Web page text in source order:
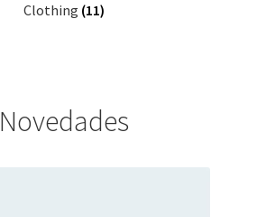
Clothing (11)
Novedades